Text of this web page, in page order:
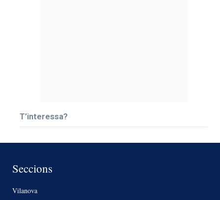
T’interessa?
Seccions
Vilanova